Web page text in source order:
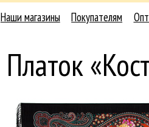
Наши магазины Покупателям
Платок